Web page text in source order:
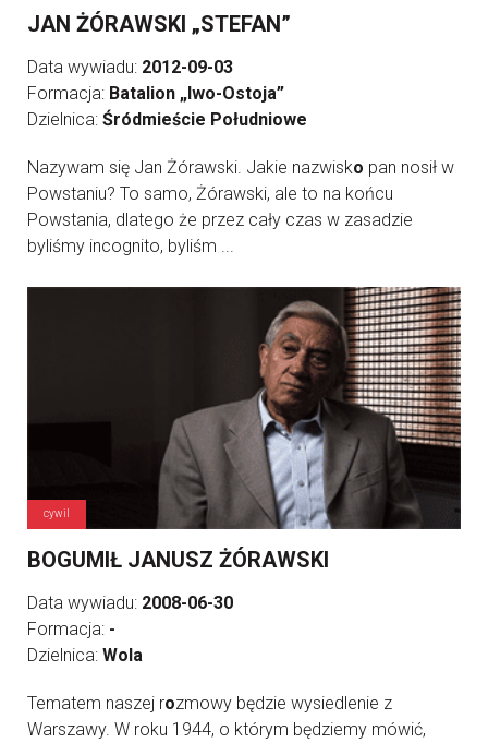
JAN ŻÓRAWSKI „STEFAN”
Data wywiadu: 2012-09-03
Formacja: Batalion „Iwo-Ostoja”
Dzielnica: Śródmieście Południowe
Nazywam się Jan Żórawski. Jakie nazwisko pan nosił w
Powstaniu? To samo, Żórawski, ale to na końcu
Powstania, dlatego że przez cały czas w zasadzie
byliśmy incognito, byliśm ...
cywil
BOGUMIŁ JANUSZ ŻÓRAWSKI
Data wywiadu: 2008-06-30
Formacja: -
Dzielnica: Wola
Tematem naszej rozmowy będzie wysiedlenie z
Warszawy. W roku 1944, o którym będziemy mówić,